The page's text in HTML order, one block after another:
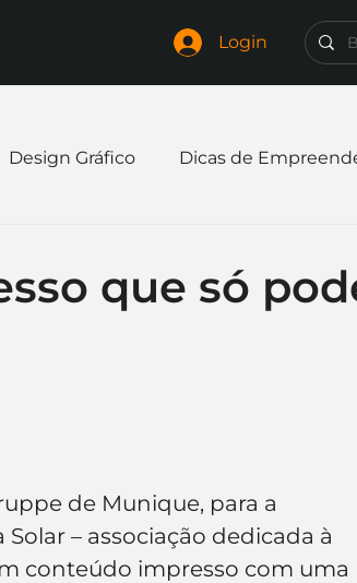
Login
Design Gráfico Dicas de
Branding
que só
de Munique, para a
– associação dedicada à
conteúdo impresso com uma